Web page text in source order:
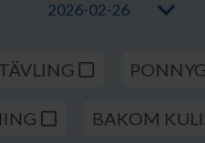
BAKOM